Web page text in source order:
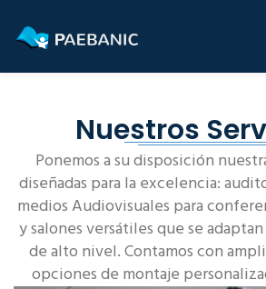
Nuestros
Ponemos a su disposición
diseñadas para la excelencia:
medios Audiovisuales para
y salones versátiles que se
de alto nivel. Contamos con
opciones de montaje